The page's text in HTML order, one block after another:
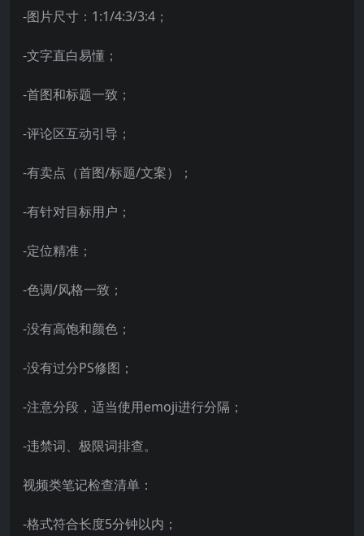
-图片尺寸：1:1/4:3/3:4；
-文字直白易懂；
-首图和标题一致；
-评论区互动引导；
-有卖点（首图/标题/文案）；
-有针对目标用户；
-定位精准；
-色调/风格一致；
-没有高饱和颜色；
-没有过分PS修图；
-注意分段，适当使用emoji进行分隔；
-违禁词、极限词排查。
视频类笔记检查清单：
-格式符合长度5分钟以内；